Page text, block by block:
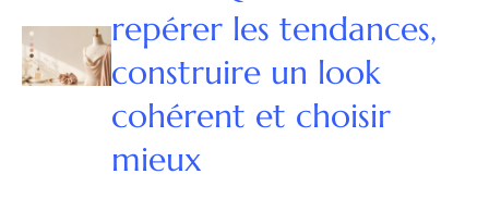
repérer les tendances,
construire un look
cohérent et choisir
mieux